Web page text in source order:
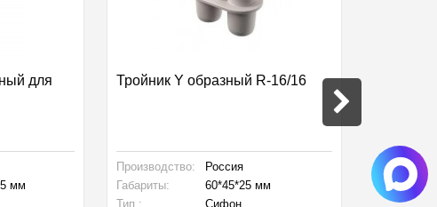
для
мм
Тройник Y образный R-16/16
Производство:
Россия
Габариты:
60*45*25 мм
Тип :
Сифон
Габариты:
Тип :